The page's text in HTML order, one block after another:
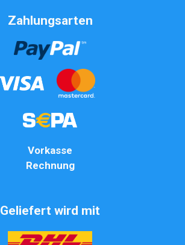
Zahlungsarten
Vorkasse
Rechnung
Geliefert wird mit